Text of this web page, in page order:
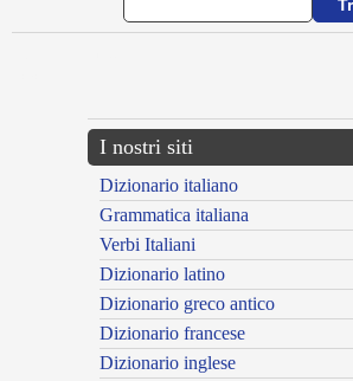
I nostri siti
Dizionario italiano
Grammatica italiana
Verbi Italiani
Dizionario latino
Dizionario greco antico
Dizionario francese
Dizionario inglese